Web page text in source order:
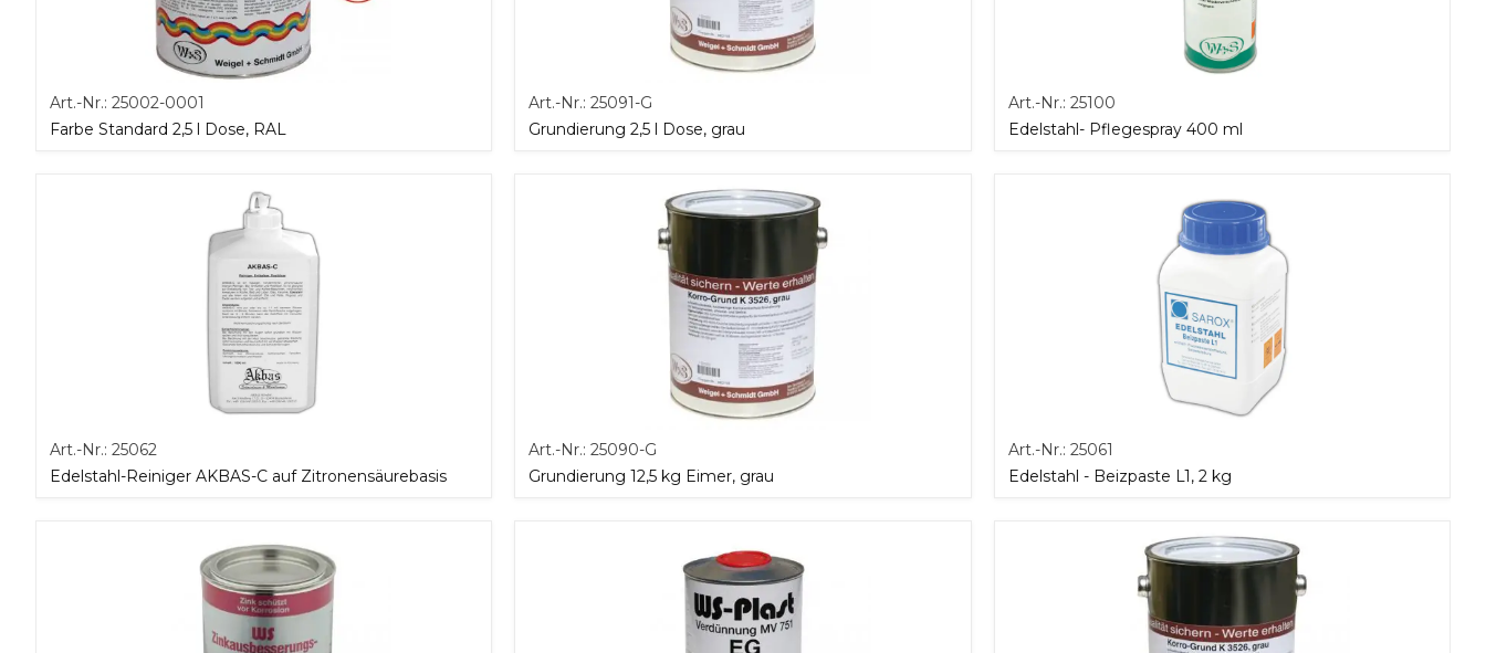
Art.-Nr.: 25002-0001
Farbe Standard 2,5 l Dose, RAL
Art.-Nr.:25091-G
Grundierung 2,5 l Dose, grau
Art.-Nr.: 25100
Edelstahl- Pflegespray 400 ml
Art.-Nr.: 25062
Edelstahl-Reiniger AKBAS-C auf Zitronensäurebasis
Art.-Nr.:25090-G
Grundierung 12,5 kg Eimer, grau
Art.-Nr.: 25061
Edelstahl - Beizpaste L1, 2 kg